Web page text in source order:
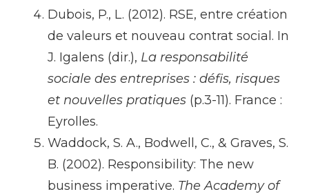
Dubois, P., L. (2012). RSE, entre création
de valeurs et nouveau contrat social. In
J. Igalens (dir.), La responsabilité
sociale des entreprises : défis, risques
et nouvelles pratiques (p.3-11). France :
Eyrolles.
Waddock, S. A., Bodwell, C., & Graves, S.
B. (2002). Responsibility: The new
business imperative. The Academy of